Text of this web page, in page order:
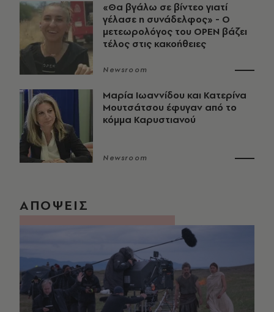
«Θα βγάλω σε βίντεο γιατί
γέλασε η συνάδελφος» - Ο
μετεωρολόγος του OPEN βάζει
τέλος στις κακοήθειες
Newsroom
Μαρία Ιωαννίδου και Κατερίνα
Μουτσάτσου έφυγαν από το
κόμμα Καρυστιανού
Newsroom
ΑΠΟΨΕΙΣ